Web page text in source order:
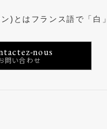
)とはフランス語で「白
nous